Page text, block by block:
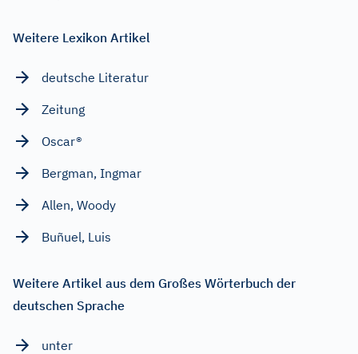
Weitere Lexikon Artikel
deutsche Literatur
Zeitung
Oscar®
Bergman, Ingmar
Allen, Woody
Buñuel, Luis
Weitere Artikel aus dem Großes Wörterbuch der
deutschen Sprache
unter